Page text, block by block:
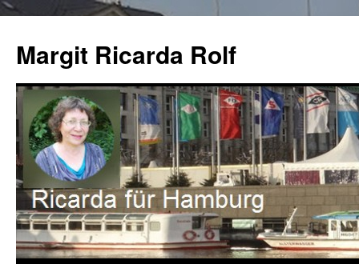
springen
Margit Ricarda Rolf